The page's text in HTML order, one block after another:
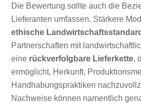
Die Bewertung sollte auch die
Lieferanten umfassen. Stärkere
ethische
Partnerschaften mit
eine rückverfolgbare Lieferkette,
ermöglicht, Herkunft,
Handhabungspraktiken
Nachweise können namentlich